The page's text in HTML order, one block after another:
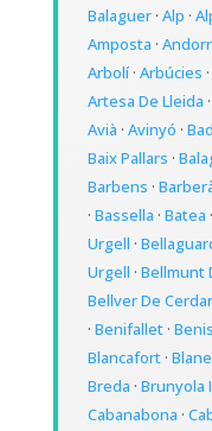
Balaguer· Alp ·
Amposta ·
Arbolí· Arbúcies ·
Artesa De Lleida ·
Avià · Avinyó ·
Baix Pallars ·
Barbens ·
· Bassella · Batea ·
Urgell ·
Urgell · Bellmunt
Bellver De
· Benifallet·
Blancafort·
Breda · Brunyola
Cabanabona ·